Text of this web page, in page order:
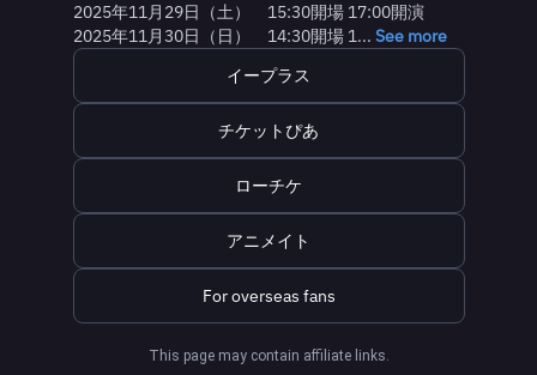
2025年11月29日（土） 15:30開場 17:00開演
2025年11月30日（日） 14:30開場 1... See more
イープラス
チケットぴあ
ローチケ
アニメイト
For overseas fans
This page may contain affiliate links.